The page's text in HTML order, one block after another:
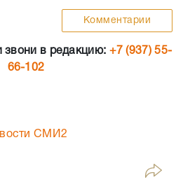
Комментарии
звони в редакцию: +7 (937) 55-
66-102
СМИ2